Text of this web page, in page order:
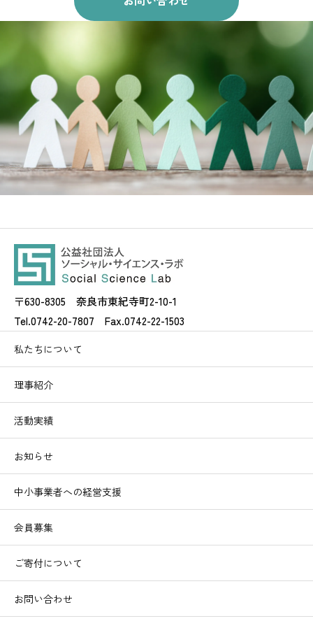
〒630-8305 奈良市東紀寺町2-10-1
Tel.0742-20-7807 Fax.0742-22-1503
私たちについて
理事紹介
活動実績
お知らせ
中小事業者への経営支援
会員募集
ご寄付について
お問い合わせ